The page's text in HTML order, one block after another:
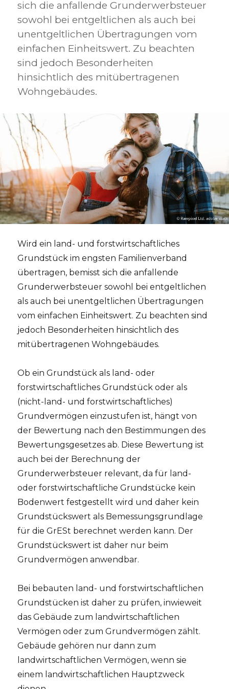
sich die anfallende Grunderwerbsteuer
sowohl bei entgeltlichen als auch bei
unentgeltlichen Übertragungen vom
einfachen Einheitswert. Zu beachten
sind jedoch Besonderheiten
hinsichtlich des mitübertragenen
Wohngebäudes.
Wird ein land- und forstwirtschaftliches
Grundstück im engsten Familienverband
übertragen, bemisst sich die anfallende
Grunderwerbsteuer sowohl bei entgeltlichen
als auch bei unentgeltlichen Übertragungen
vom einfachen Einheitswert. Zu beachten sind
jedoch Besonderheiten hinsichtlich des
mitübertragenen Wohngebäudes.
Ob ein Grundstück als land- oder
forstwirtschaftliches Grundstück oder als
(nicht-land- und forstwirtschaftliches)
Grundvermögen einzustufen ist, hängt von
der Bewertung nach den Bestimmungen des
Bewertungsgesetzes ab. Diese Bewertung ist
auch bei der Berechnung der
Grunderwerbsteuer relevant, da für land-
oder forstwirtschaftliche Grundstücke kein
Bodenwert festgestellt wird und daher kein
Grundstückswert als Bemessungsgrundlage
für die GrESt berechnet werden kann. Der
Grundstückswert ist daher nur beim
Grundvermögen anwendbar.
Bei bebauten land- und forstwirtschaftlichen
Grundstücken ist daher zu prüfen, inwieweit
das Gebäude zum landwirtschaftlichen
Vermögen oder zum Grundvermögen zählt.
Gebäude gehören nur dann zum
landwirtschaftlichen Vermögen, wenn sie
einem landwirtschaftlichen Hauptzweck